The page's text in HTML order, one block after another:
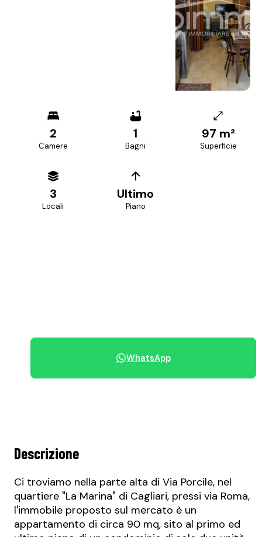
2
Camere
1
Bagni
97 m²
Superficie
3
Locali
Ultimo
Piano
WhatsApp
Descrizione
Ci troviamo nella parte alta di Via Porcile, nel
quartiere "La Marina" di Cagliari, pressi via Roma,
l'immobile proposto sul mercato è un
appartamento di circa 90 mq, sito al primo ed